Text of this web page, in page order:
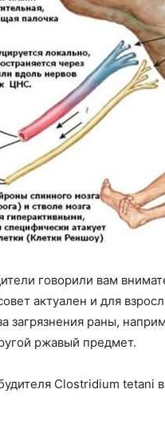
говорили вам
актуален и для
загрязнения раны,
ржавый предмет.
Clostridium tetani